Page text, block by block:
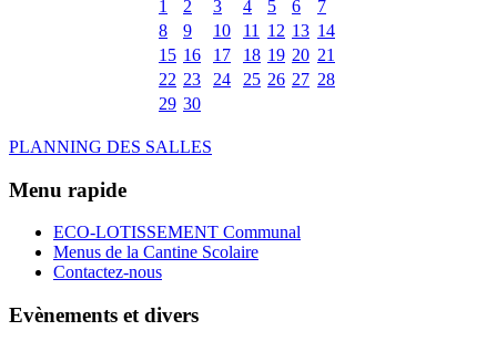
1
2 3 4 5 6
7
8
9 10 11 12 13 14
15 16 17 18 19 20 21
22 23 24 25 26 27 28
29 30
PLANNING DES SALLES
Menu rapide
ECO-LOTISSEMENT Communal
Menus de la Cantine Scolaire
Contactez-nous
Evènements et divers